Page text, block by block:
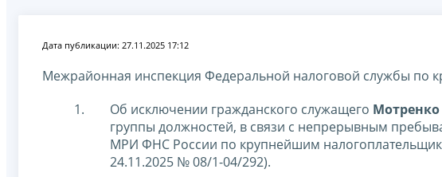
Дата публикации: 27.11.2025 17:12
Межрайонная инспекция Федеральной налоговой службы по
Об исключении гражданского служащего
группы должностей, в связи с непрерывным
МРИ ФНС России по крупнейшим
24.11.2025 № 08/1-04/292).